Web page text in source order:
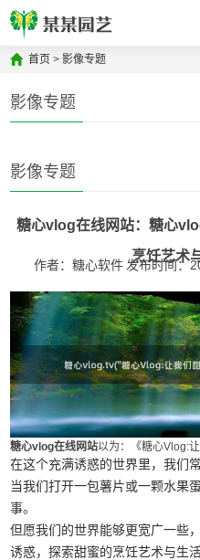
首页 >影像专题
影像专题
影像专题
糖心vlog在线网站：糖心
烹饪艺术
作者：糖心软件 发布时间：
糖心vlog在线网站以为：《糖心Vlog:
在这个充满诱惑的世界里，我们
当我们打开一包薯片或一颗水果
事。
但愿我们的世界能够更宽广一些
诱惑，探索甜蜜的烹饪艺术与生